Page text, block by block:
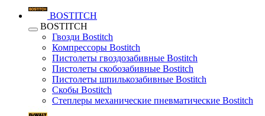
BOSTITCH
BOSTITCH
Гвозди Bostitch
Компрессоры Bostitch
Пистолеты гвоздозабивные Bostitch
Пистолеты скобозабивные Bostitch
Пистолеты шпилькозабивные Bostitch
Скобы Bostitch
Степлеры механические пневматические Bostitch